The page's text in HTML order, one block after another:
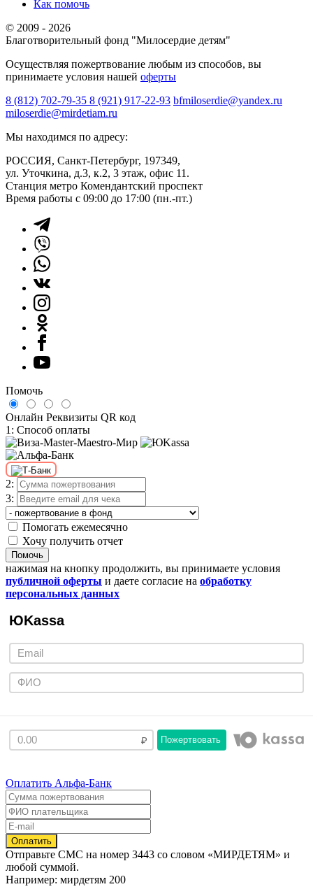
Как помочь
© 2009 - 2026
Благотворительный фонд "Милосердие детям"
Осуществляя пожертвование любым из способов, вы
принимаете условия нашей оферты
8 (812) 702-79-35 8 (921) 917-22-93 bfmiloserdie@yandex.ru
miloserdie@mirdetiam.ru
Мы находимся по адресу:
РОССИЯ, Санкт-Петербург, 197349,
ул. Уточкина, д.3, к.2, 3 этаж, офис 11.
Станция метро Комендантский проспект
Время работы с 09:00 до 17:00 (пн.-пт.)
Помочь
Онлайн Реквизиты QR код
1: Способ оплаты
2:
3:
Помогать ежемесячно
Хочу получить отчет
Помочь
нажимая на кнопку продолжить, вы принимаете условия
публичной оферты и даете согласие на обработку
персональных данных
ЮKassa
Пожертвовать
Оплатить Альфа-Банк
Отправьте СМС на номер 3443 со словом «МИРДЕТЯМ» и
любой суммой.
Например: мирдетям 200